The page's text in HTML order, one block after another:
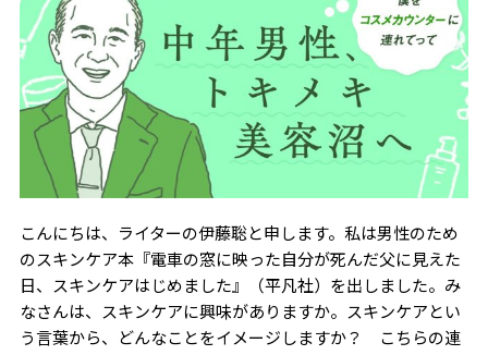
こんにちは、ライターの伊藤聡と申します。私は男性のため
のスキンケア本『電車の窓に映った自分が死んだ父に見えた
日、スキンケアはじめました』（平凡社）を出しました。み
なさんは、スキンケアに興味がありますか。スキンケアとい
う言葉から、どんなことをイメージしますか？ こちらの連